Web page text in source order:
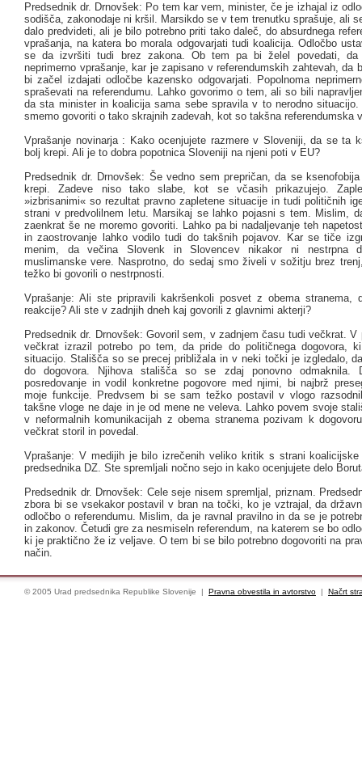
Predsednik dr. Drnovšek: Po tem kar vem, minister, če je izhajal iz
sodišča, zakonodaje ni kršil. Marsikdo se v tem trenutku sprašuje, ali
dalo predvideti, ali je bilo potrebno priti tako daleč, do absurdnega
vprašanja, na katera bo morala odgovarjati tudi koalicija. Odločbo
se da izvršiti tudi brez zakona. Ob tem pa bi želel povedati, da
neprimerno vprašanje, kar je zapisano v referendumskih zahtevah, da
bi začel izdajati odločbe kazensko odgovarjati. Popolnoma
spraševati na referendumu. Lahko govorimo o tem, ali so bili
da sta minister in koalicija sama sebe spravila v to nerodno
smemo govoriti o tako skrajnih zadevah, kot so takšna referendumska
Vprašanje novinarja : Kako ocenjujete razmere v Sloveniji, da se ta
bolj krepi. Ali je to dobra popotnica Sloveniji na njeni poti v EU?
Predsednik dr. Drnovšek: Še vedno sem prepričan, da se
krepi. Zadeve niso tako slabe, kot se včasih prikazujejo.
»izbrisanimi« so rezultat pravno zapletene situacije in tudi političnih
strani v predvolilnem letu. Marsikaj se lahko pojasni s tem. Mislim,
zaenkrat še ne moremo govoriti. Lahko pa bi nadaljevanje teh
in zaostrovanje lahko vodilo tudi do takšnih pojavov. Kar se tiče
menim, da večina Slovenk in Slovencev nikakor ni nestrpna
muslimanske vere. Nasprotno, do sedaj smo živeli v sožitju brez
težko bi govorili o nestrpnosti.
Vprašanje: Ali ste pripravili kakršenkoli posvet z obema stranema,
reakcije? Ali ste v zadnjih dneh kaj govorili z glavnimi akterji?
Predsednik dr. Drnovšek: Govoril sem, v zadnjem času tudi večkrat. V
večkrat izrazil potrebo po tem, da pride do političnega dogovora,
situacijo. Stališča so se precej približala in v neki točki je izgledalo,
do dogovora. Njihova stališča so se zdaj ponovno odmaknila.
posredovanje in vodil konkretne pogovore med njimi, bi najbrž
moje funkcije. Predvsem bi se sam težko postavil v vlogo
takšne vloge ne daje in je od mene ne veleva. Lahko povem svoje
v neformalnih komunikacijah z obema stranema pozivam k
večkrat storil in povedal.
Vprašanje: V medijih je bilo izrečenih veliko kritik s strani
predsednika DZ. Ste spremljali nočno sejo in kako ocenjujete delo
Predsednik dr. Drnovšek: Cele seje nisem spremljal, priznam.
zbora bi se vsekakor postavil v bran na točki, ko je vztrajal, da
odločbo o referendumu. Mislim, da je ravnal pravilno in da se je
in zakonov. Četudi gre za nesmiseln referendum, na katerem se bo
ki je praktično že iz veljave. O tem bi se bilo potrebno dogovoriti na
način.
© 2005 Urad predsednika Republike Slovenije | Pravna obvestila in avtorstvo | Načrt